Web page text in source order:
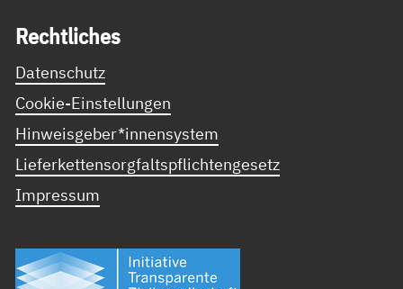
Recht­li­ches
Datenschutz
Cookie-Einstellungen
Hinweisgeber*innensystem
Lieferkettensorgfaltspflichtengesetz
Impressum